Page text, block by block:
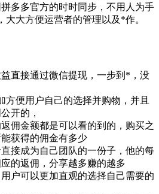
多多官方的时时同步，不用人为手
大方便运营者的管理以及*作。
直接通过微信提现，一步到*，没
便用户自己的选择并购物，并且
开的，
佣金额都是可以看的到的，购买之
获得的佣金有多少
接成为自己团队的一份子，他的每
的返佣，分享越多赚的越多
户可以更加直观的选择自己需要的